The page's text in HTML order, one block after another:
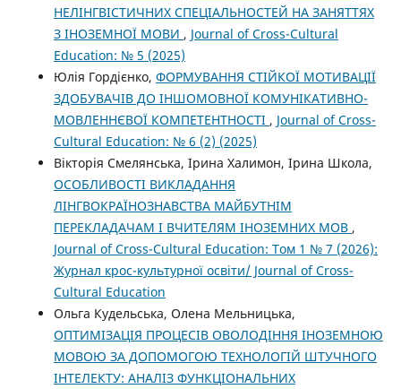
НЕЛІНГВІСТИЧНИХ СПЕЦІАЛЬНОСТЕЙ НА ЗАНЯТТЯХ
З ІНОЗЕМНОЇ МОВИ , Journal of Cross-Cultural
Education: № 5 (2025)
Юлія Гордієнко, ФОРМУВАННЯ СТІЙКОЇ МОТИВАЦІЇ
ЗДОБУВАЧІВ ДО ІНШОМОВНОЇ КОМУНІКАТИВНО-
МОВЛЕННЄВОЇ КОМПЕТЕНТНОСТІ , Journal of Cross-
Cultural Education: № 6 (2) (2025)
Вікторія Смелянська, Ірина Халимон, Ірина Школа,
ОСОБЛИВОСТІ ВИКЛАДАННЯ
ЛІНГВОКРАЇНОЗНАВСТВА МАЙБУТНІМ
ПЕРЕКЛАДАЧАМ І ВЧИТЕЛЯМ ІНОЗЕМНИХ МОВ ,
Journal of Cross-Cultural Education: Том 1 № 7 (2026):
Журнал крос-культурної освіти/ Journal of Cross-
Cultural Education
Ольга Кудельська, Олена Мельницька,
ОПТИМІЗАЦІЯ ПРОЦЕСІВ ОВОЛОДІННЯ ІНОЗЕМНОЮ
МОВОЮ ЗА ДОПОМОГОЮ ТЕХНОЛОГІЙ ШТУЧНОГО
ІНТЕЛЕКТУ: АНАЛІЗ ФУНКЦІОНАЛЬНИХ